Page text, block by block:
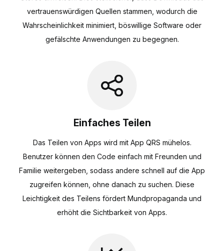
vertrauenswürdigen Quellen stammen, wodurch die
Wahrscheinlichkeit minimiert, böswillige Software oder
gefälschte Anwendungen zu begegnen.
Einfaches Teilen
Das Teilen von Apps wird mit App QRS mühelos.
Benutzer können den Code einfach mit Freunden und
Familie weitergeben, sodass andere schnell auf die App
zugreifen können, ohne danach zu suchen. Diese
Leichtigkeit des Teilens fördert Mundpropaganda und
erhöht die Sichtbarkeit von Apps.